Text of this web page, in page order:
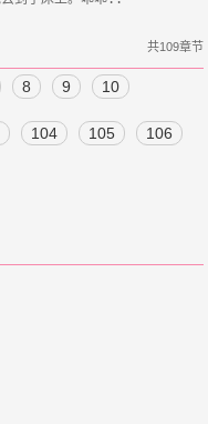
共109章节
8 9 10
104 105 106